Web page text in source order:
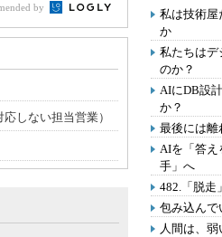
by
しない担当営業）
私は技術屋
か
私たちはデ
のか？
AIにDB設
か？
最後には離
AIを「答え
手」へ
482.「脱走
包み込んで
人間は、